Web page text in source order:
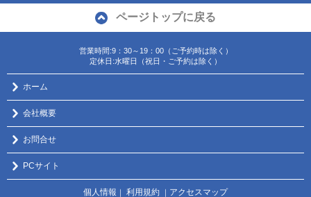
ページトップに戻る
営業時間:9：30～19：00（ご予約時は除く）
定休日:水曜日（祝日・ご予約は除く）
ホーム
会社概要
お問合せ
PCサイト
個人情報 ｜ 利用規約 ｜ アクセスマップ